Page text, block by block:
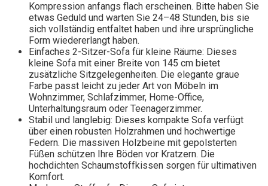
Kompression anfangs flach erscheinen. Bitte haben Sie
etwas Geduld und warten Sie 24–48 Stunden, bis sie
sich vollständig entfaltet haben und ihre ursprüngliche
Form wiedererlangt haben.
Einfaches 2-Sitzer-Sofa für kleine Räume: Dieses
kleine Sofa mit einer Breite von 145 cm bietet
zusätzliche Sitzgelegenheiten. Die elegante graue
Farbe passt leicht zu jeder Art von Möbeln im
Wohnzimmer, Schlafzimmer, Home-Office,
Unterhaltungsraum oder Teenagerzimmer.
Stabil und langlebig: Dieses kompakte Sofa verfügt
über einen robusten Holzrahmen und hochwertige
Federn. Die massiven Holzbeine mit gepolsterten
Füßen schützen Ihre Böden vor Kratzern. Die
hochdichten Schaumstoffkissen sorgen für ultimativen
Komfort.